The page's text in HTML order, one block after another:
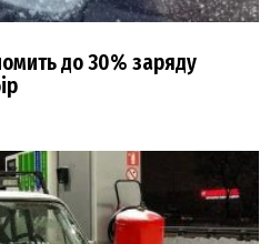
до 30% заряду